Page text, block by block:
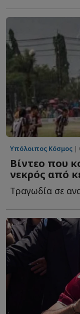
Υπόλοιπος Κόσμος |
Βίντεο που
νεκρός από
Tραγωδία σε